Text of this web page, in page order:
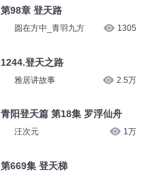
第98章 登天路
圆在方中_青羽九方 1305
1244.登天之路
雅居讲故事 2.5万
青阳登天篇 第18集 罗浮仙舟
汪次元 1万
第669集 登天梯